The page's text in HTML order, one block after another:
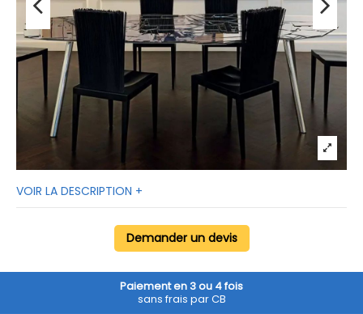
VOIR LA DESCRIPTION +
Demander un devis
Paiement en 3 ou 4 fois
sans frais par CB